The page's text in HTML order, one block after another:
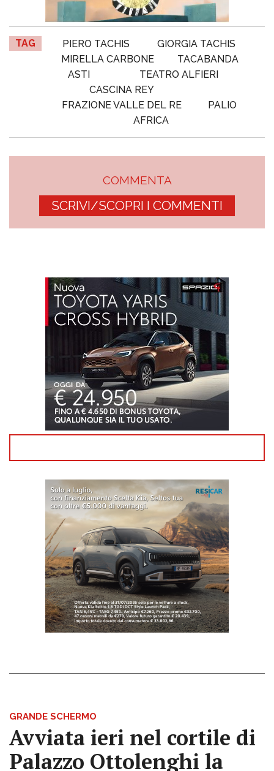
TAG PIERO TACHIS
GIORGIA TACHIS
MIRELLA CARBONE
TACABANDA
ASTI
TEATRO ALFIERI
CASCINA REY
FRAZIONE VALLE DEL RE
PALIO
AFRICA
COMMENTA
SCRIVI/SCOPRI I COMMENTI
GRANDE SCHERMO
Avviata ieri nel cortile di
Palazzo Ottolenghi la